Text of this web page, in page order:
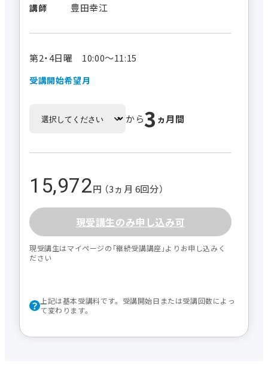
講師 豊田幸江
第2・4日曜 10:00～11:15
受講開始希望月
から3 ヵ月間
15,972円 （3ヵ月 6回分）
現受講生のみ申し込み可
現受講生はマイページの｢継続受講講座｣よりお申し込みく
ださい
上記は基本受講料です。受講開始日または受講回数によっ
て変わります。